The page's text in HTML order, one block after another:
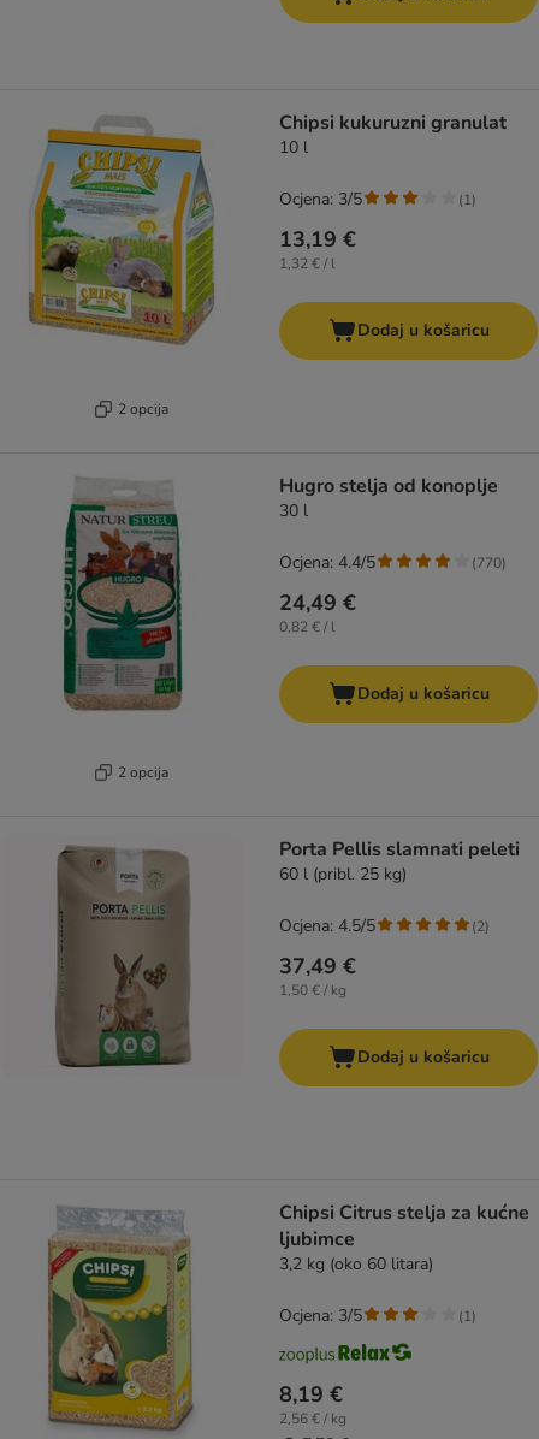
2 opcija
Chipsi kukuruzni granulat
10 l
13,19 €
1,32 € / l
Ocjena: 3/5 (1)
Dodaj u košaricu
2 opcija
Hugro stelja od konoplje
30 l
24,49 €
0,82 € / l
Ocjena: 4.4/5 (770)
Dodaj u košaricu
Porta Pellis slamnati peleti
60 l (pribl. 25 kg)
37,49 €
1,50 € / kg
Ocjena: 4.5/5 (2)
Dodaj u košaricu
Chipsi Citrus stelja za kućne
ljubimce
3,2 kg (oko 60 litara)
8,19 €
2,56 € / kg
Ocjena: 3/5 (1)